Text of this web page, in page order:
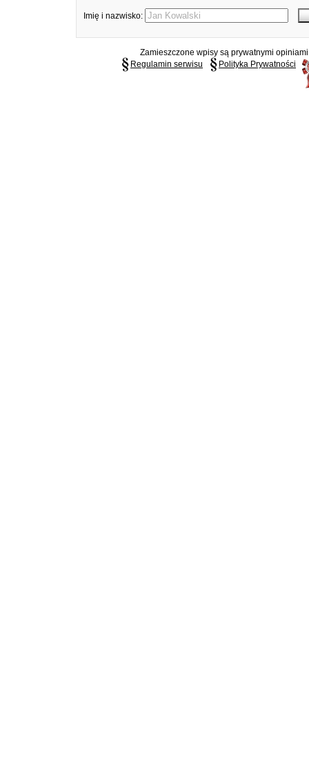
Imię i nazwisko:
Zamieszczone wpisy są prywatnymi
Regulamin serwisu
Polityka Prywatności